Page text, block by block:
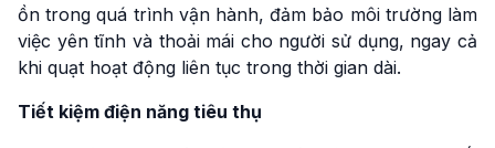
ồn trong quá trình vận hành, đảm bảo môi trường làm
việc yên tĩnh và thoải mái cho người sử dụng, ngay cả
khi quạt hoạt động liên tục trong thời gian dài.
Tiết kiệm điện năng tiêu thụ